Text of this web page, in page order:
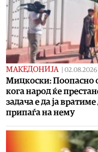
МАКЕДОНИЈА | 02.08.2026
Мицкоски: Поопасно
кога народ ќе
задача е да ја
припаѓа на нему